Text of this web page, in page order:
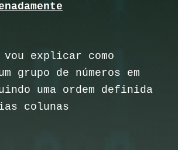
vou explicar como
grupo de números em
uma ordem definida
colunas